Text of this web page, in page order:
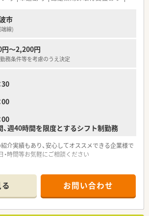
市
線)
～2,200円
務条件等を考慮のうえ決定
30
00
00
週40時間を限度とするシフト制勤務
介実績もあり、安心してオススメできる企業様で
・時間等お気軽にご相談ください
お問い合わせ